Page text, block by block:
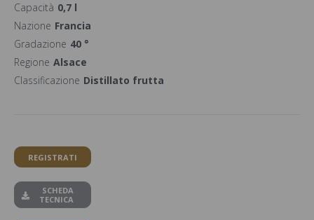
Capacità 0,7 l
Nazione Francia
Gradazione 40 °
Regione Alsace
Classificazione Distillato frutta
REGISTRATI
SCHEDA
TECNICA